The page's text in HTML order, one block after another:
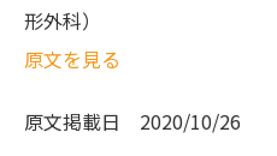
形外科）
原文を見る
原文掲載日 2020/10/26